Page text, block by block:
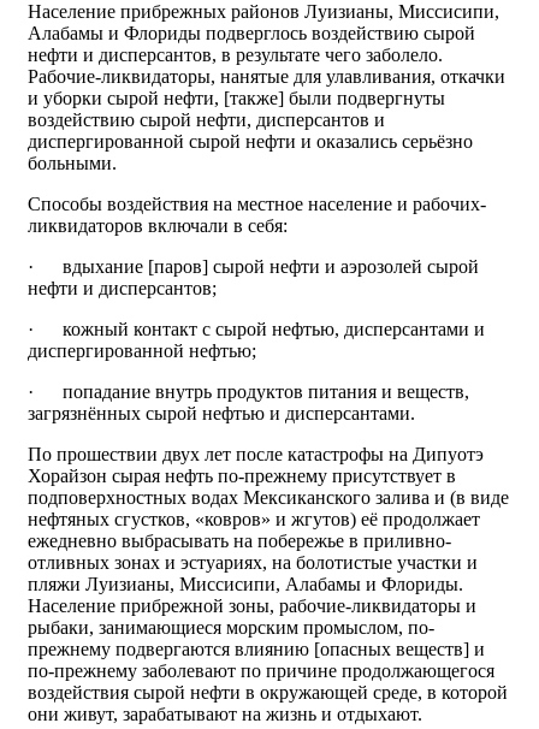
Население прибрежных районов Луизианы, Миссисипи,
Алабамы и Флориды подверглось воздействию сырой
нефти и дисперсантов, в результате чего заболело.
Рабочие-ликвидаторы, нанятые для улавливания, откачки
и уборки сырой нефти, [также] были подвергнуты
воздействию сырой нефти, дисперсантов и
диспергированной сырой нефти и оказались серьёзно
больными.
Способы воздействия на местное население и рабочих-
ликвидаторов включали в себя:
· вдыхание [паров] сырой нефти и аэрозолей сырой
нефти и дисперсантов;
· кожный контакт с сырой нефтью, дисперсантами и
диспергированной нефтью;
· попадание внутрь продуктов питания и веществ,
загрязнённых сырой нефтью и дисперсантами.
По прошествии двух лет после катастрофы на Дипуотэ
Хорайзон сырая нефть по-прежнему присутствует в
подповерхностных водах Мексиканского залива и (в виде
нефтяных сгустков, «ковров» и жгутов) её продолжает
ежедневно выбрасывать на побережье в приливно-
отливных зонах и эстуариях, на болотистые участки и
пляжи Луизианы, Миссисипи, Алабамы и Флориды.
Население прибрежной зоны, рабочие-ликвидаторы и
рыбаки, занимающиеся морским промыслом, по-
прежнему подвергаются влиянию [опасных веществ] и
по-прежнему заболевают по причине продолжающегося
воздействия сырой нефти в окружающей среде, в которой
они живут, зарабатывают на жизнь и отдыхают.